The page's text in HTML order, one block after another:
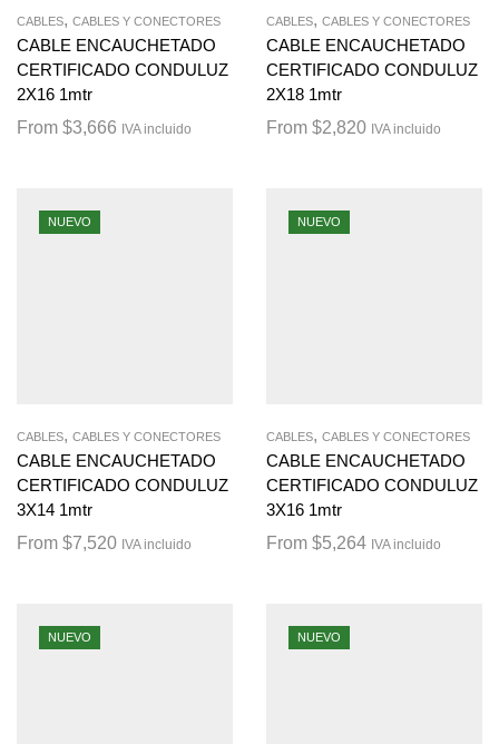
CABLES, CABLES Y CONECTORES
CABLE ENCAUCHETADO
CERTIFICADO CONDULUZ
2X16 1mtr
From $3,666 IVA incluido
CABLES, CABLES Y CONECTORES
CABLE ENCAUCHETADO
CERTIFICADO CONDULUZ
2X18 1mtr
From $2,820 IVA incluido
NUEVO
CABLES, CABLES Y CONECTORES
CABLE ENCAUCHETADO
CERTIFICADO CONDULUZ
3X14 1mtr
From $7,520 IVA incluido
NUEVO
CABLES, CABLES Y CONECTORES
CABLE ENCAUCHETADO
CERTIFICADO CONDULUZ
3X16 1mtr
From $5,264 IVA incluido
NUEVO NUEVO